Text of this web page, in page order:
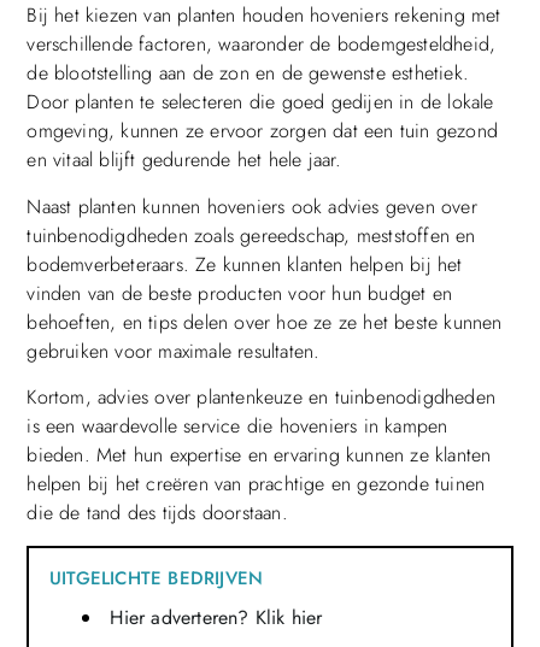
Bij het kiezen van planten houden hoveniers rekening met
verschillende factoren, waaronder de bodemgesteldheid,
de blootstelling aan de zon en de gewenste esthetiek.
Door planten te selecteren die goed gedijen in de lokale
omgeving, kunnen ze ervoor zorgen dat een tuin gezond
en vitaal blijft gedurende het hele jaar.
Naast planten kunnen hoveniers ook advies geven over
tuinbenodigdheden zoals gereedschap, meststoffen en
bodemverbeteraars. Ze kunnen klanten helpen bij het
vinden van de beste producten voor hun budget en
behoeften, en tips delen over hoe ze ze het beste kunnen
gebruiken voor maximale resultaten.
Kortom, advies over plantenkeuze en tuinbenodigdheden
is een waardevolle service die hoveniers in kampen
bieden. Met hun expertise en ervaring kunnen ze klanten
helpen bij het creëren van prachtige en gezonde tuinen
die de tand des tijds doorstaan.
UITGELICHTE BEDRIJVEN
Hier adverteren? Klik hier